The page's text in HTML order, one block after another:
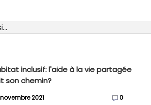
inclusif: l'aide à la vie partagée
son chemin?
2021 0